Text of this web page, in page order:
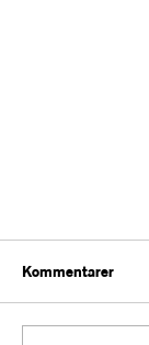
Kommentarer